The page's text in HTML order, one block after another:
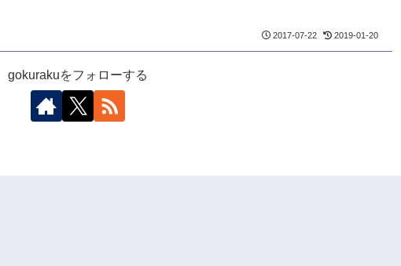
2017-07-22 2019-01-20
gokurakuをフォローする